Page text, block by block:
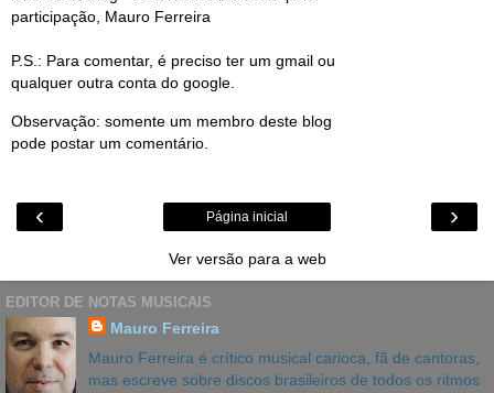
participação, Mauro Ferreira
P.S.: Para comentar, é preciso ter um gmail ou
qualquer outra conta do google.
Observação: somente um membro deste blog
pode postar um comentário.
‹ ›
Página inicial
Ver versão para a web
EDITOR DE NOTAS MUSICAIS
Mauro Ferreira
Mauro Ferreira é crítico musical carioca, fã de cantoras,
mas escreve sobre discos brasileiros de todos os ritmos